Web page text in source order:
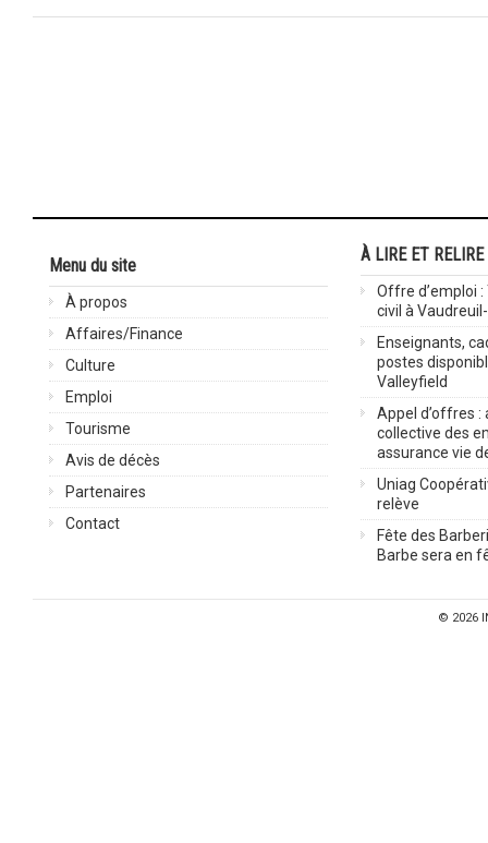
Menu du site
À propos
Affaires/Finance
Culture
Emploi
Tourisme
Avis de décès
Partenaires
Contact
À LIRE ET RELIRE
Offre d’emploi
civil à
Enseignants,
postes
Valleyfield
Appel d’offres :
collective des
assurance vie
Uniag
relève
Fête des
Barbe sera en
© 2026